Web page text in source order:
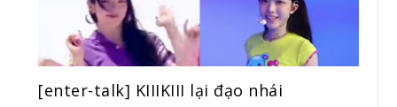
[enter-talk] KIIIKIII lại đạo nhái